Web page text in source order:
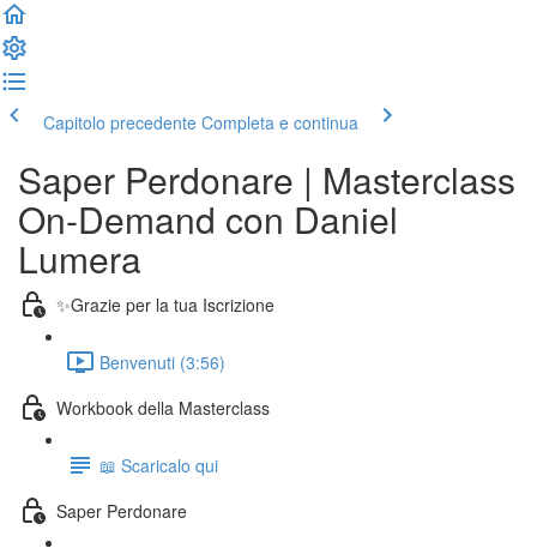
Capitolo precedente Completa e continua
Saper Perdonare | Masterclass
On-Demand con Daniel
Lumera
✨Grazie per la tua Iscrizione
Benvenuti (3:56)
Workbook della Masterclass
📖 Scaricalo qui
Saper Perdonare